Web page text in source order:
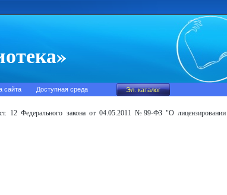
сайта Доступная среда
12 Федерального закона от 04.05.2011 №99-ФЗ "О